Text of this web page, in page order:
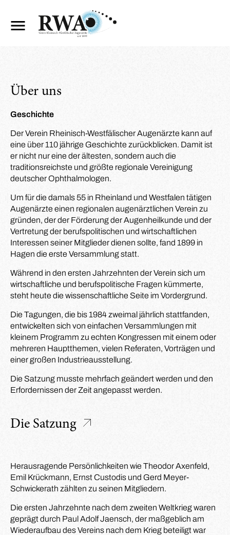
Über uns
Geschichte
Der Verein Rheinisch-Westfälischer Augenärzte kann auf
eine über 110 jährige Geschichte zurückblicken. Damit ist
er nicht nur eine der ältesten, sondern auch die
traditionsreichste und größte regionale Vereinigung
deutscher Ophthalmologen.
Um für die damals 55 in Rheinland und Westfalen tätigen
Augenärzte einen regionalen augenärztlichen Verein zu
gründen, der der Förderung der Augenheilkunde und der
Vertretung der berufspolitischen und wirtschaftlichen
Interessen seiner Mitglieder dienen sollte, fand 1899 in
Hagen die erste Versammlung statt.
Während in den ersten Jahrzehnten der Verein sich um
wirtschaftliche und berufspolitische Fragen kümmerte,
steht heute die wissenschaftliche Seite im Vordergrund.
Die Tagungen, die bis 1984 zweimal jährlich stattfanden,
entwickelten sich von einfachen Versammlungen mit
kleinem Programm zu echten Kongressen mit einem oder
mehreren Hauptthemen, vielen Referaten, Vorträgen und
einer großen Industrieausstellung.
Die Satzung musste mehrfach geändert werden und den
Erfordernissen der Zeit angepasst werden.
Die Satzung
Herausragende Persönlichkeiten wie Theodor Axenfeld,
Emil Krückmann, Ernst Custodis und Gerd Meyer-
Schwickerath zählten zu seinen Mitgliedern.
Die ersten Jahrzehnte nach dem zweiten Weltkrieg waren
geprägt durch Paul Adolf Jaensch, der maßgeblich am
Wiederaufbau des Vereins nach dem Krieg beteiligt war